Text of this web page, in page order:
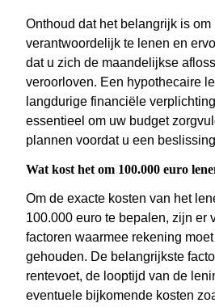
Onthoud dat het belangrijk is om
verantwoordelijk te lenen en
dat u zich de maandelijkse
veroorloven. Een hypothecaire
langdurige financiële
essentieel om uw budget
plannen voordat u een
Wat kost het om 100.000 euro
Om de exacte kosten van het
100.000 euro te bepalen, zijn er
factoren waarmee rekening
gehouden. De belangrijkste
rentevoet, de looptijd van de
eventuele bijkomende kosten